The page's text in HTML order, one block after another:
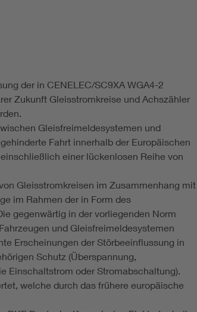
der in CENELEC/SC9XA WGA4-2
Zukunft Gleisstromkreise und Achszähler
Gleisfreimeldesystemen und
Fahrt innerhalb der Europäischen
einer lückenlosen Reihe von
Gleisstromkreisen im Zusammenhang mit
im Rahmen der in Form des
gegenwärtig in der vorliegenden Norm
und Gleisfreimeldesystemen
Erscheinungen der Störbeeinflussung in
Schutz (Überspannung,
Einschaltstrom oder Stromabschaltung).
welche durch das frühere europäische